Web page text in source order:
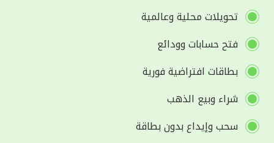
تحويلات محلية وعالمية
فتح حسابات وودائع
بطاقات افتراضية فورية
شراء وبيع الذهب
سحب وإيداع بدون بطاقة